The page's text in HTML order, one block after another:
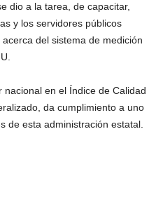
dio a la tarea, de capacitar,
y los servidores públicos
del sistema de medición
en el Índice de Calidad
da cumplimiento a uno
de esta administración estatal.